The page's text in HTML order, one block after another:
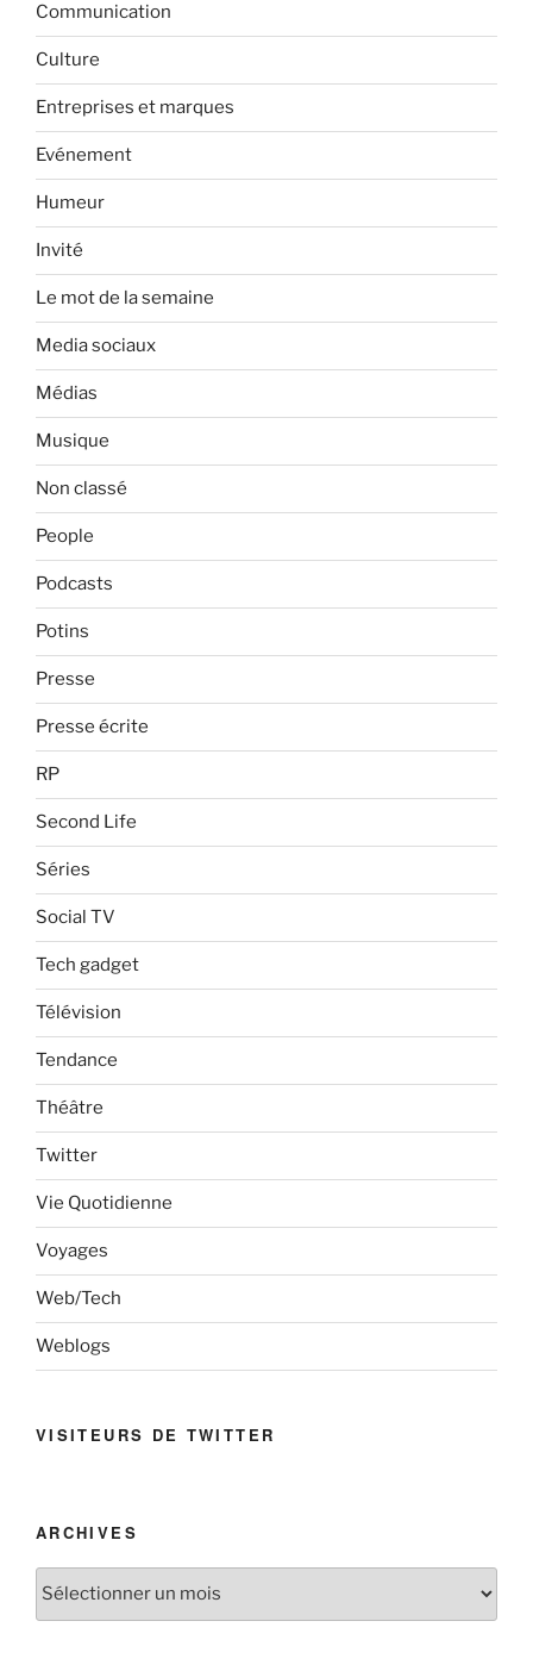
Communication
Culture
Entreprises et marques
Evénement
Humeur
Invité
Le mot de la semaine
Media sociaux
Médias
Musique
Non classé
People
Podcasts
Potins
Presse
Presse écrite
RP
Second Life
Séries
Social TV
Tech gadget
Télévision
Tendance
Théâtre
Twitter
Vie Quotidienne
Voyages
Web/Tech
Weblogs
VISITEURS DE TWITTER
ARCHIVES
Archives